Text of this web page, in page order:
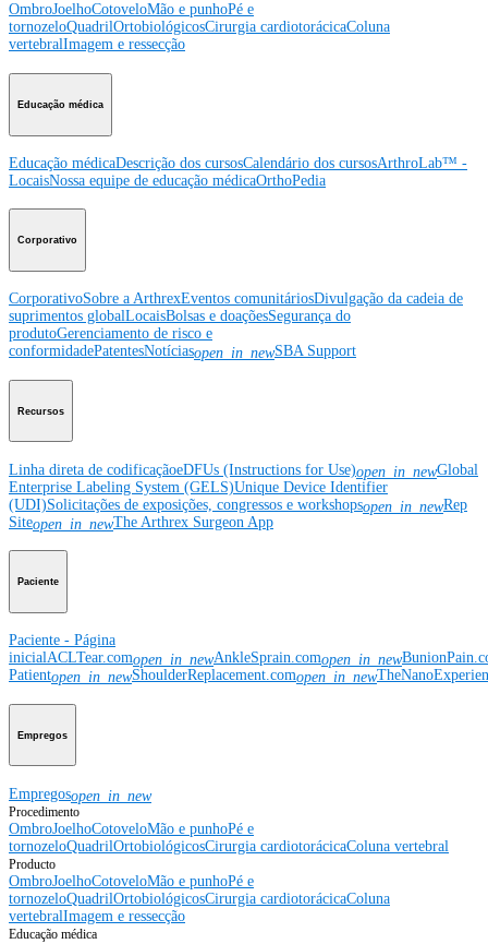
OmbroJoelhoCotoveloMão e punhoPé e
tornozeloQuadrilOrtobiológicosCirurgia cardiotorácicaColuna
vertebralImagem e ressecção
Educação médica
Educação médicaDescrição dos cursosCalendário dos cursosArthroLab™ -
LocaisNossa equipe de educação médicaOrthoPedia
Corporativo
CorporativoSobre a ArthrexEventos comunitáriosDivulgação da cadeia de
suprimentos globalLocaisBolsas e doaçõesSegurança do
produtoGerenciamento de risco e
conformidadePatentesNotíciasopen_in_newSBA Support
Recursos
Linha direta de codificaçãoeDFUs (Instructions for Use)open_in_newGlobal
Enterprise Labeling System (GELS)Unique Device Identifier
(UDI)Solicitações de exposições, congressos e workshopsopen_in_newRep
Siteopen_in_newThe Arthrex Surgeon App
Paciente
Paciente - Página
inicialACLTear.comopen_in_newAnkleSprain.comopen_in_new
Patientopen_in_newShoulderReplacement.comopen_in_new
Empregos
Empregosopen_in_new
Procedimento
OmbroJoelhoCotoveloMão e punhoPé e
tornozeloQuadrilOrtobiológicosCirurgia cardiotorácicaColuna vertebral
Producto
OmbroJoelhoCotoveloMão e punhoPé e
tornozeloQuadrilOrtobiológicosCirurgia cardiotorácicaColuna
vertebralImagem e ressecção
Educação médica